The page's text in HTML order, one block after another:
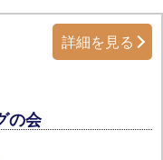
の会
詳細を見る